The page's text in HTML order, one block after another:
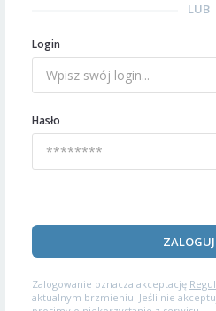
LUB
Login
Hasło
Zalogowanie oznacza akceptację
aktualnym brzmieniu. Jeśli nie